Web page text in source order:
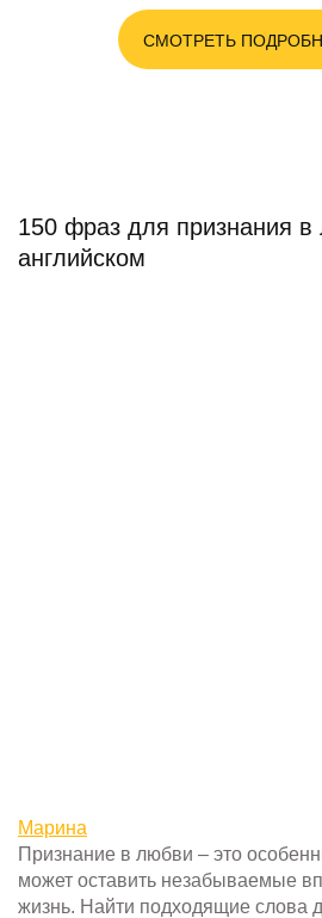
СМОТРЕТЬ
150 фраз для признания
английском
Марина
Признание в любви – это
может оставить незабываемые
жизнь. Найти подходящие слова